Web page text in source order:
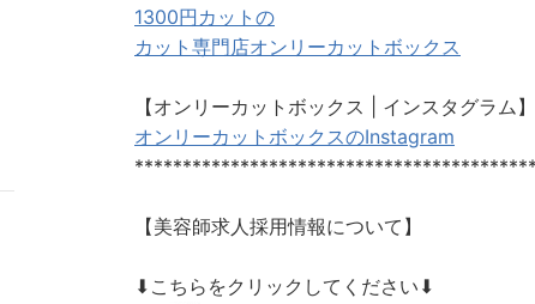
1300円カットの
カット専門店オンリーカットボックス
【オンリーカットボックス | インスタグラム】
オンリーカットボックスのInstagram
【美容師求人採用情報について】
⬇︎こちらをクリックしてください⬇︎